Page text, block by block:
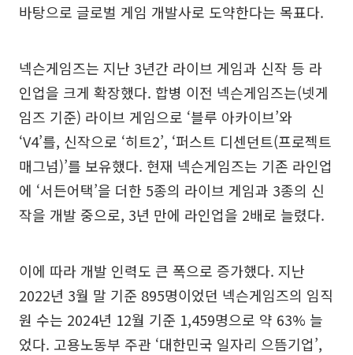
바탕으로 글로벌 게임 개발사로 도약한다는 목표다.
넥슨게임즈는 지난 3년간 라이브 게임과 신작 등 라
인업을 크게 확장했다. 합병 이전 넥슨게임즈는(넷게
임즈 기준) 라이브 게임으로 ‘블루 아카이브’와
‘V4’를, 신작으로 ‘히트2’, ‘퍼스트 디센던트(프로젝트
매그넘)’를 보유했다. 현재 넥슨게임즈는 기존 라인업
에 ‘서든어택’을 더한 5종의 라이브 게임과 3종의 신
작을 개발 중으로, 3년 만에 라인업을 2배로 늘렸다.
이에 따라 개발 인력도 큰 폭으로 증가했다. 지난
2022년 3월 말 기준 895명이었던 넥슨게임즈의 임직
원 수는 2024년 12월 기준 1,459명으로 약 63% 늘
었다. 고용노동부 주관 ‘대한민국 일자리 으뜸기업’,